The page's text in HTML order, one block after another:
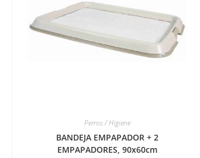
Perros / Higiene
BANDEJA EMPAPADOR + 2
EMPAPADORES, 90x60cm